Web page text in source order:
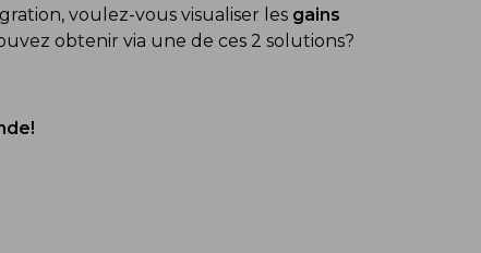
voulez-vous visualiser les gains
obtenir via une de ces 2 solutions?